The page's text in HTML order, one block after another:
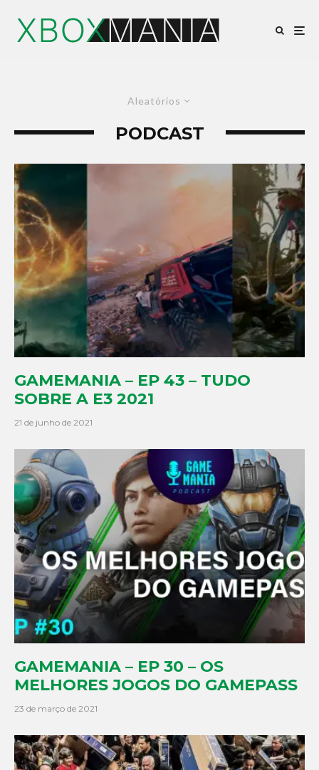
Aleatórios
PODCAST
GAMEMANIA – EP 43 – TUDO
SOBRE A E3 2021
21 de junho de 2021
GAMEMANIA – EP 30 – OS
MELHORES JOGOS DO GAMEPASS
23 de março de 2021